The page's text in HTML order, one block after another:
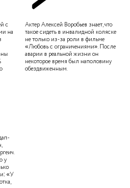
с
на
Актер Алексей Воробьев знает, что
такое сидеть в инвалидной коляске
не только из-за роли в фильме
«Любовь с ограничениями». После
аварии в реальной жизни он
некоторое время был наполовину
обездвиженным.
у
«У